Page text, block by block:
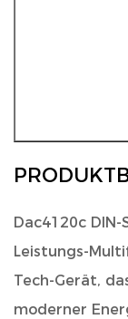
Dac4120c
Leistungs-
Tech-Gerät,
moderner